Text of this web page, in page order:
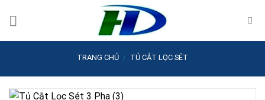
TRANG CHỦ / TỦ CẮT LỌC SÉT